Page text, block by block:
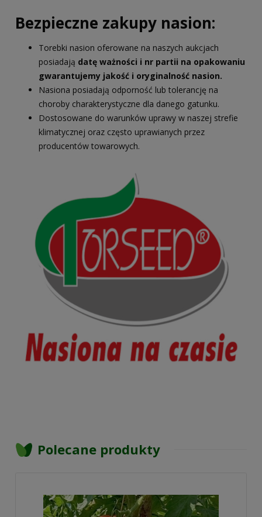
Bezpieczne zakupy nasion:
Torebki nasion oferowane na naszych aukcjach
posiadają datę ważności i nr partii na opakowaniu
gwarantujemy jakość i oryginalność nasion.
Nasiona posiadają odporność lub tolerancję na
choroby charakterystyczne dla danego gatunku.
Dostosowane do warunków uprawy w naszej strefie
klimatycznej oraz często uprawianych przez
producentów towarowych.
Polecane produkty